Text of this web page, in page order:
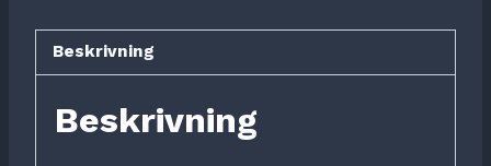
Beskrivning
Beskrivning